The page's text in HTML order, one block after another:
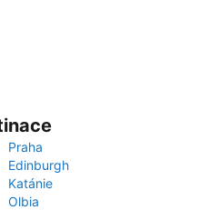
Praha
Edinburgh
Katánie
Olbia